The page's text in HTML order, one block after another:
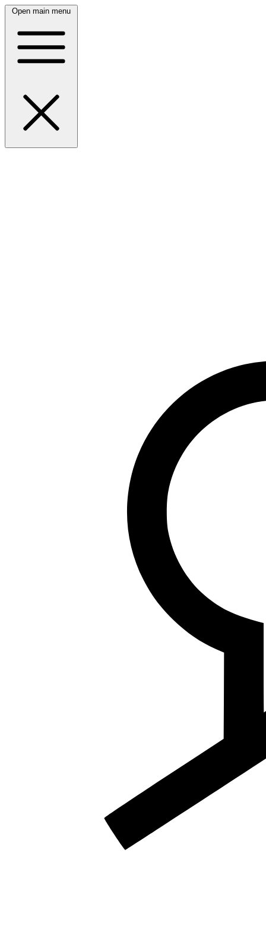
Open main menu